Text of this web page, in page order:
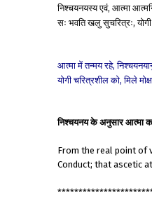
निश्चयनयस्यएवं, आत्मा
सः भवतिखलुसुचरित्रः,योगी
आत्मामेंतन्मयरहे,
योगीचरित्रशीलको,मिलेमोक्ष
निश्चयनय के अनुसार आत्मा का
From the real point of
Conduct; that ascetic